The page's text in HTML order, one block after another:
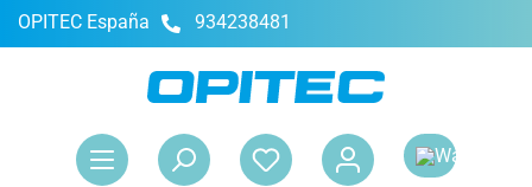
principal
OPITEC España 934238481